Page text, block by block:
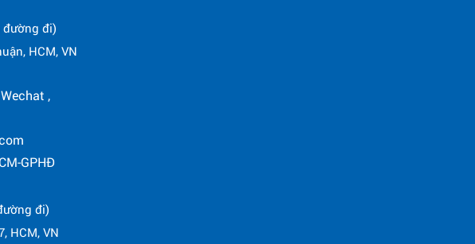
đường đi)
HCM, VN
,
GPHĐ
đi)
HCM, VN